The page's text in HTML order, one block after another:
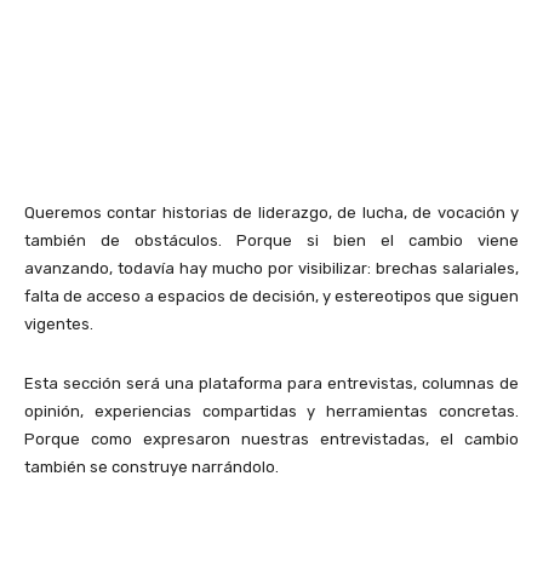
Queremos contar historias de liderazgo, de lucha, de vocación y
también de obstáculos. Porque si bien el cambio viene
avanzando, todavía hay mucho por visibilizar: brechas salariales,
falta de acceso a espacios de decisión, y estereotipos que siguen
vigentes.
Esta sección será una plataforma para entrevistas, columnas de
opinión, experiencias compartidas y herramientas concretas.
Porque como expresaron nuestras entrevistadas, el cambio
también se construye narrándolo.